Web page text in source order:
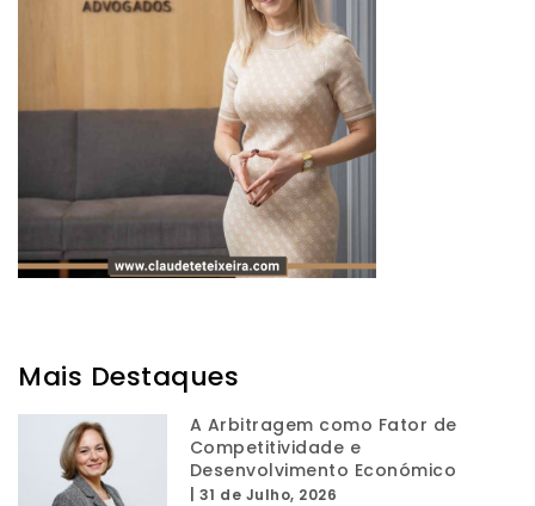
Mais Destaques
A Arbitragem como Fator de
Competitividade e
Desenvolvimento Económico
31 de Julho, 2026